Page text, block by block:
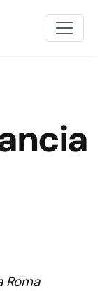
Roma